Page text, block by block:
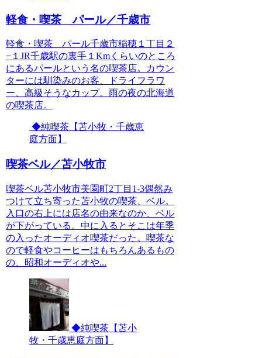
軽食・喫茶 パール／千歳市
軽食・喫茶 パール千歳市稲穂１丁目２
−１JR千歳駅の裏手１Kmくらいのところ
にあるパールという名の喫茶店。カウン
ターには馴染みのお客、ドライフラワ
ー、高級そうなカップ。雨の夜の北海道
の喫茶店。
◆純喫茶【苫小牧・千歳恵
庭方面】
喫茶ベル／苫小牧市
喫茶ベル苫小牧市美園町2丁目1-3偶然み
つけて立ち寄った苫小牧の喫茶、ベル。
入口の右上には店名の由来なのか、ベル
が下がっている。中に入るとそこは年季
の入ったオーディオ喫茶だった。喫茶な
ので軽食やコーヒーはもちろんあるもの
の、昭和オーディオや...
◆純喫茶【苫小
牧・千歳恵庭方面】